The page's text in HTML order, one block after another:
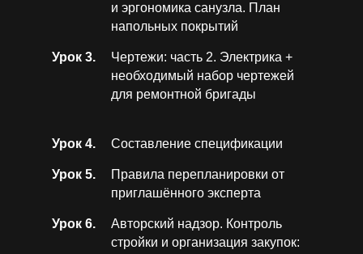
Урок 3.
Урок 4.
Урок 5.
Урок 6.
и эргономика санузла. План
напольных покрытий
Чертежи: часть 2. Электрика +
необходимый набор чертежей
для ремонтной бригады
Составление спецификации
Правила перепланировки от
приглашённого эксперта
Авторский надзор. Контроль
стройки и организация закупок: